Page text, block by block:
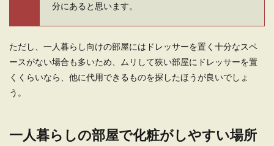
一人暮らしの部屋をおしゃれにしたい
女子におすすめのインテリア
分にあると思います。
ただし、一人暮らし向けの部屋にはドレッサーを置く十分なスペ
ースがない場合も多いため、ムリして狭い部屋にドレッサーを置
くくらいなら、他に代用できるものを探したほうが良いでしょ
う。
一人暮らしの部屋で化粧がしやすい場所